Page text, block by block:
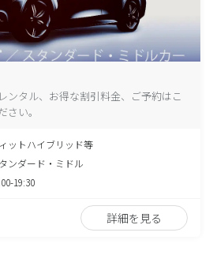
ンタル、お得な割引料金、ご予約はこ
い。
ットハイブリッド等
ンダード・ミドル
19:30
詳細を見る